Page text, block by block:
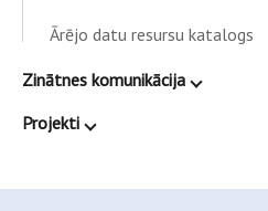
Ārējo datu resursu katalogs
Zinātnes komunikācija
Projekti